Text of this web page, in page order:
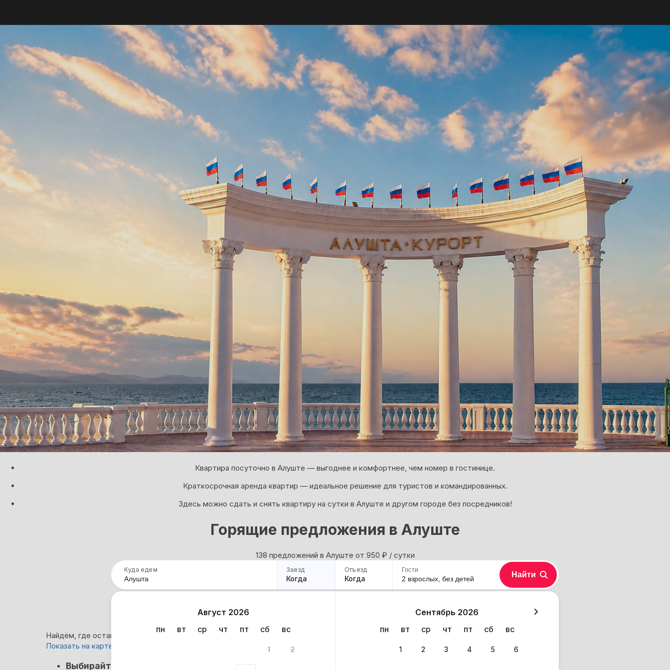
Квартира посуточно в Алуште — выгоднее и комфортнее, чем номер в гостинице.
Краткосрочная аренда квартир — идеальное решение для туристов и командированных.
Здесь можно сдать и снять квартиру на сутки в Алуште и другом городе без посредников!
Горящие предложения в Алуште
138 предложений в Алуште oт 950 ₽ / сутки
Куда едем Заезд
Когда
Отъезд
Когда
Август 2026
пн
вт ср чт пт сб вс
1 2
Сентябрь 2026
пн
вт ср чт пт сб вс
1 2 3 4 5 6
Гости
2 взрослых, без детей Найти
Найдём, где остановиться в Алуште: 138 вариантов
Показать на карте
Выбирайте лучшее